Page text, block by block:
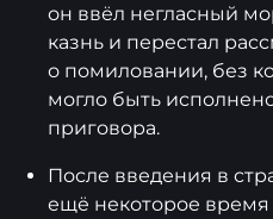
он ввёл негласный
казнь и перестал
о помиловании, без
могло быть
приговора.
После введения в
ещё некоторое время